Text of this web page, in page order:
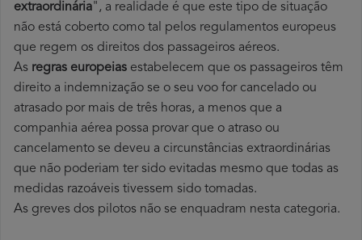
extraordinária", a realidade é que este tipo de situação
não está coberto como tal pelos regulamentos europeus
que regem os direitos dos passageiros aéreos.
As regras europeias estabelecem que os passageiros têm
direito a indemnização se o seu voo for cancelado ou
atrasado por mais de três horas, a menos que a
companhia aérea possa provar que o atraso ou
cancelamento se deveu a circunstâncias extraordinárias
que não poderiam ter sido evitadas mesmo que todas as
medidas razoáveis tivessem sido tomadas.
As greves dos pilotos não se enquadram nesta categoria.